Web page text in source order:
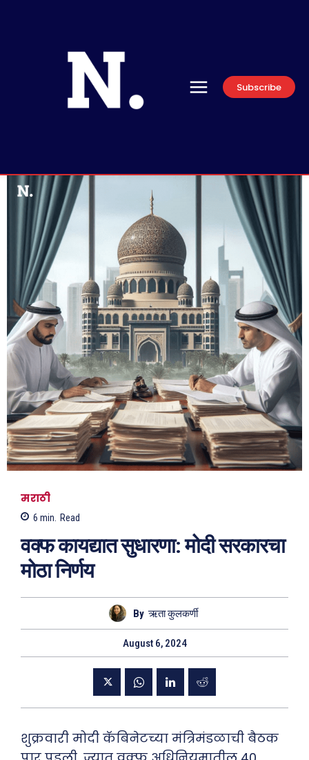
Subscribe
मराठी
6 min. Read
वक्फ कायद्यात सुधारणा: मोदी सरकारचा
मोठा निर्णय
By ऋता कुलकर्णी
August 6, 2024
शुक्रवारी मोदी कॅबिनेटच्या मंत्रिमंडळाची बैठक